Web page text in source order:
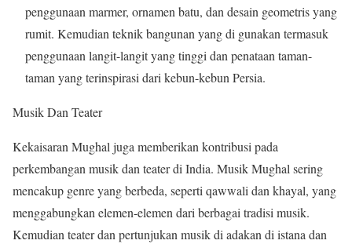
penggunaan marmer, ornamen batu, dan desain geometris yang
rumit. Kemudian teknik bangunan yang di gunakan termasuk
penggunaan langit-langit yang tinggi dan penataan taman-
taman yang terinspirasi dari kebun-kebun Persia.
Musik Dan Teater
Kekaisaran Mughal juga memberikan kontribusi pada
perkembangan musik dan teater di India. Musik Mughal sering
mencakup genre yang berbeda, seperti qawwali dan khayal, yang
menggabungkan elemen-elemen dari berbagai tradisi musik.
Kemudian teater dan pertunjukan musik di adakan di istana dan